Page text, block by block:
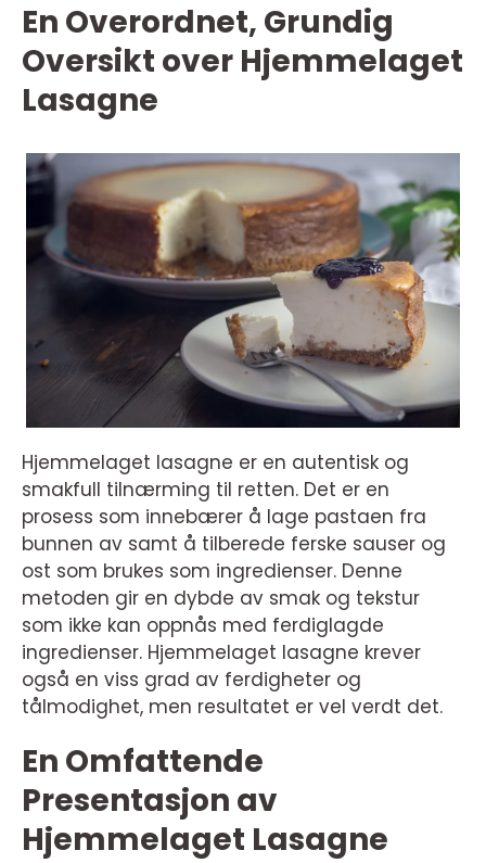
En Overordnet, Grundig
Oversikt over Hjemmelaget
Lasagne
Hjemmelaget lasagne er en autentisk og
smakfull tilnærming til retten. Det er en
prosess som innebærer å lage pastaen fra
bunnen av samt å tilberede ferske sauser og
ost som brukes som ingredienser. Denne
metoden gir en dybde av smak og tekstur
som ikke kan oppnås med ferdiglagde
ingredienser. Hjemmelaget lasagne krever
også en viss grad av ferdigheter og
tålmodighet, men resultatet er vel verdt det.
En Omfattende
Presentasjon av
Hjemmelaget Lasagne